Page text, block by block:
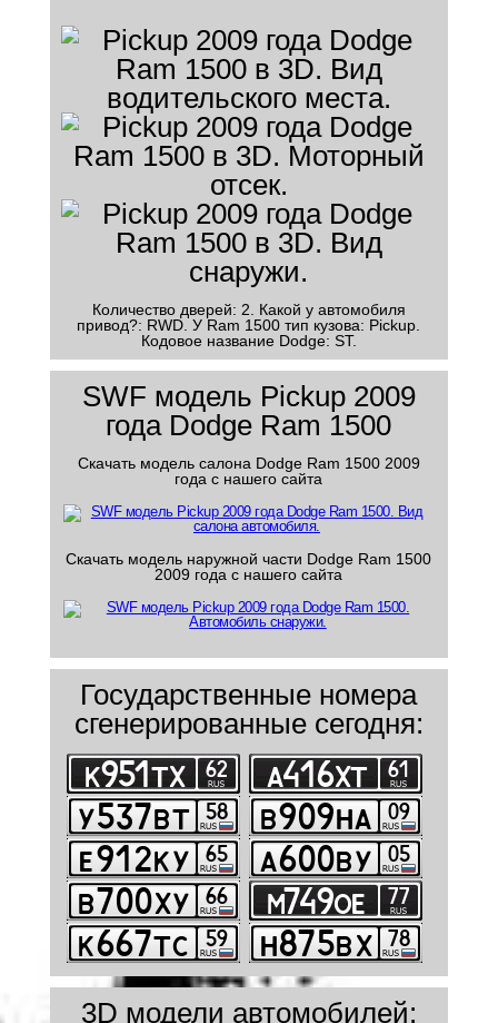
Количество дверей: 2. Какой у автомобиля
привод?: RWD. У Ram 1500 тип кузова: Pickup.
Кодовое название Dodge: ST.
SWF модель Pickup 2009
года Dodge Ram 1500
Скачать модель салона Dodge Ram 1500 2009
года с нашего сайта
Скачать модель наружной части Dodge Ram 1500
2009 года с нашего сайта
Государственные номера
сгенерированные сегодня:
3D модели автомобилей: